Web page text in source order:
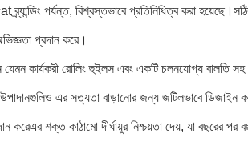
পর্যন্ত, বিশ্বস্তভাবে প্রতিনিধিত্ব করা
প্রদান করে।
কার্যকরী রোলিং হুইলস এবং একটি চলনযোগ্য বালতি সহ
এর সত্যতা বাড়ানোর জন্য জটিলভাবে ডিজাইন
শক্ত কাঠামো দীর্ঘায়ুর নিশ্চয়তা দেয়, যা বছরের পর